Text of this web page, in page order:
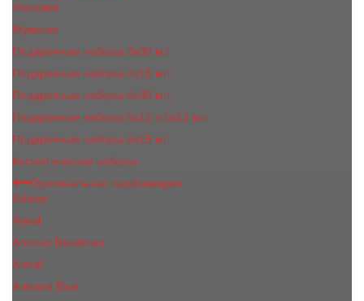
Женские
Мужские
Подарочные наборы 3х30 мл
Подарочные наборы 4x15 мл
Подарочные наборы 4x30 мл
Подарочные наборы 5x11 и 5х12 мл
Подарочные наборы 5x15 мл
Косметические наборы
Оригинальная парфюмерия
Adidas
Ajmal
Antonio Banderas
Armaf
Armand Basi